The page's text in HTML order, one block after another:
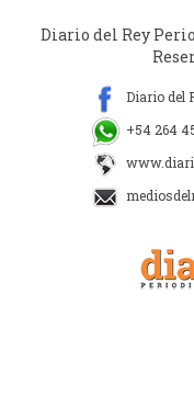
Diario del Rey
Diario del
+54 264